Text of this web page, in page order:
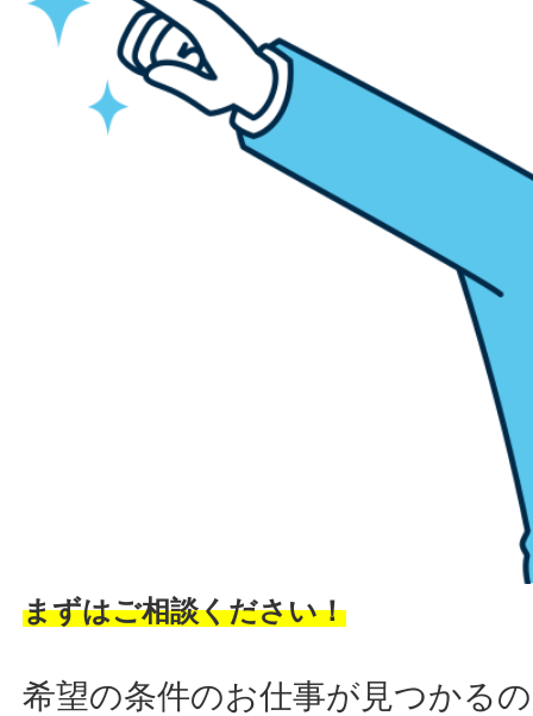
まずはご相談ください！
希望の条件のお仕事が見つかる